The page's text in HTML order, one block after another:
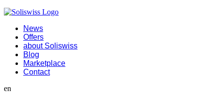
News
Offers
about Soliswiss
Blog
Marketplace
Contact
en